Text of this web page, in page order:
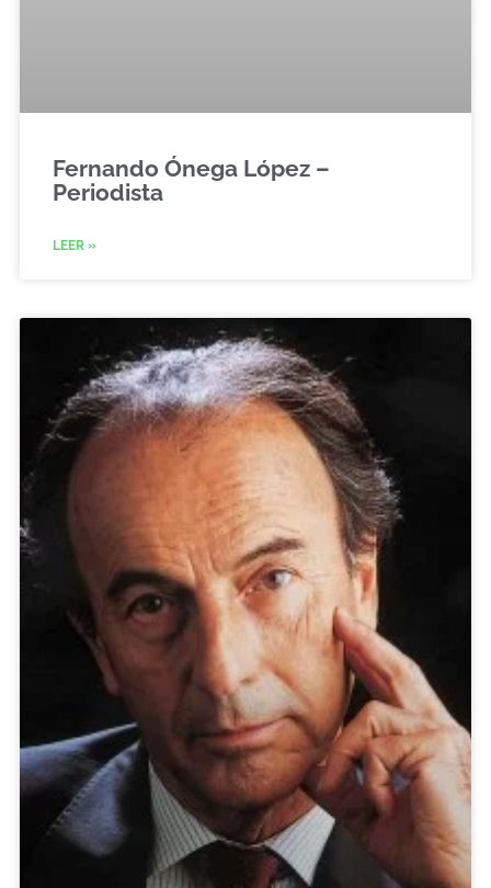
Fernando Ónega López –
Periodista
LEER »